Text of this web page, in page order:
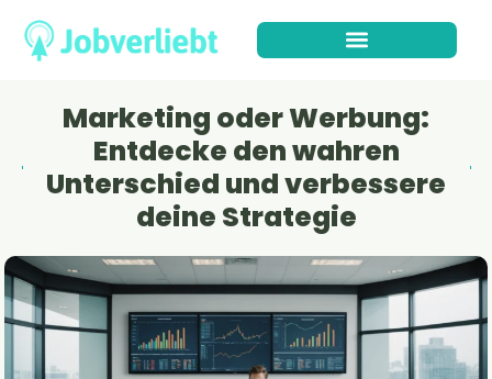
Marketing oder Werbung:
Entdecke den wahren
Unterschied und verbessere
deine Strategie